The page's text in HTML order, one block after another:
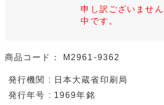
申し訳ございませ
中です。
商品コード： M2961-9362
発行機関 : 日本大蔵省印刷局
発行年号 : 1969年銘